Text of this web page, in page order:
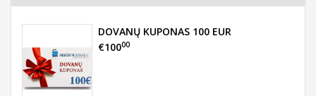
DOVANŲ KUPONAS 100 EUR
€10000